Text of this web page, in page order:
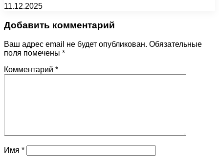
11.12.2025
Добавить комментарий
Ваш адрес email не будет опубликован. Обязательные
поля помечены *
Комментарий *
Имя *